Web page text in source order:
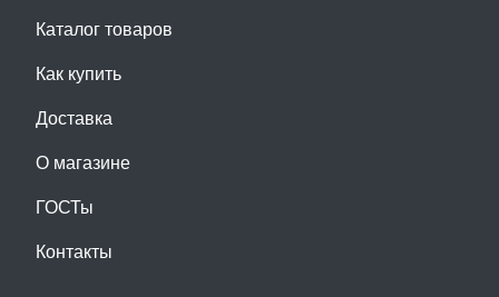
Каталог товаров
Как купить
Доставка
О магазине
ГОСТы
Контакты